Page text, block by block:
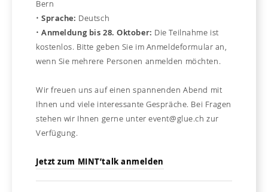
Bern
•Sprache: Deutsch
•Anmeldung bis 28. Oktober: Die Teilnahme ist
kostenlos. Bitte geben Sie im Anmeldeformular an,
wenn Sie mehrere Personen anmelden möchten.
Wir freuen uns auf einen spannenden Abend mit
Ihnen und viele interessante Gespräche. Bei Fragen
stehen wir Ihnen gerne unter event@glue.ch zur
Verfügung.
Jetzt zum MINT’talk anmelden